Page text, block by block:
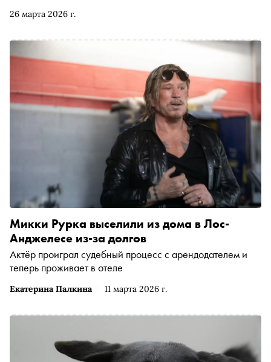
26 марта 2026 г.
Екатерина Палкина 11 марта 2026 г.
Микки Рурка выселили из дома в Лос-
Анджелесе из-за долгов
Актёр проиграл судебный процесс с арендодателем и
теперь проживает в отеле